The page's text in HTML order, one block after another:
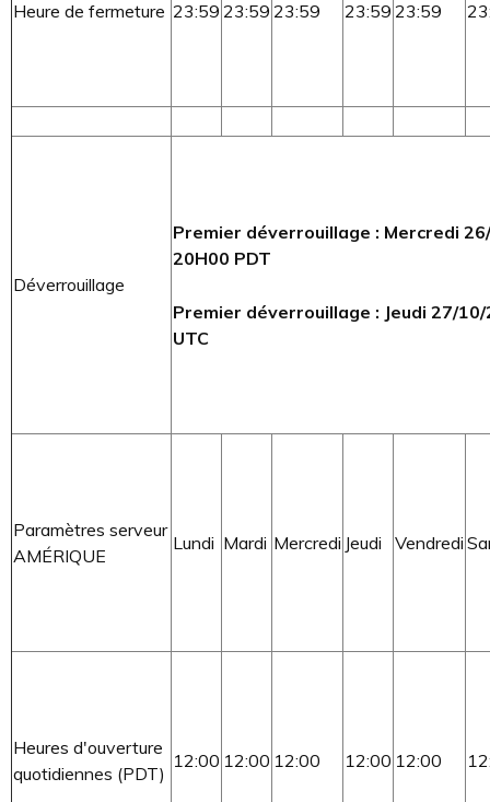
Heure de fermeture 23:59 23:59 23:59 23:59 23:59
Déverrouillage
Premier déverrouillage : Mercredi
20H00 PDT
Premier déverrouillage : Jeudi 27/
UTC
Paramètres serveur
AMÉRIQUE
Lundi Mardi Mercredi Jeudi Vendredi
Heures d'ouverture
quotidiennes (PDT)
12:00 12:00 12:00 12:00 12:00